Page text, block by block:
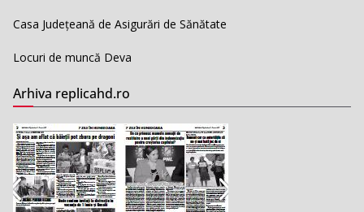
Casa Județeană de Asigurări de Sănătate
Locuri de muncă Deva
Arhiva replicahd.ro